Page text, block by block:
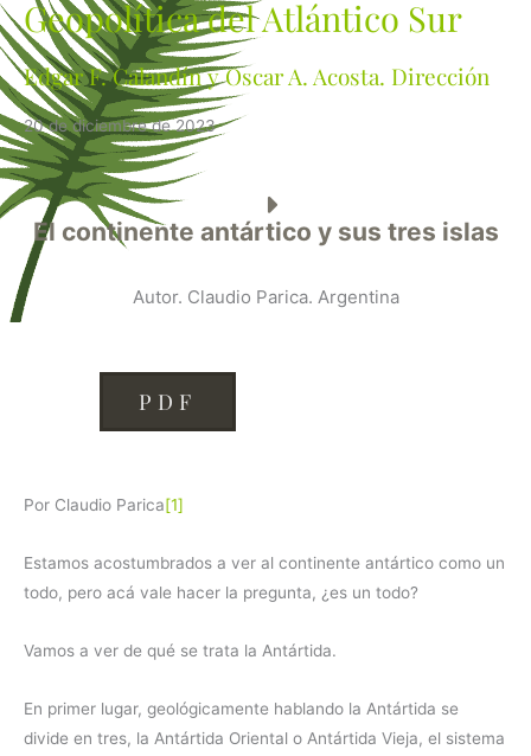
Geopolítica del Atlántico Sur
Edgar F. Calandín y Oscar A. Acosta. Dirección
20 de diciembre de 2023
El continente antártico y sus tres islas
Autor. Claudio Parica. Argentina
PDF
Por Claudio Parica[1]
Estamos acostumbrados a ver al continente antártico como un
todo, pero acá vale hacer la pregunta, ¿es un todo?
Vamos a ver de qué se trata la Antártida.
En primer lugar, geológicamente hablando la Antártida se
divide en tres, la Antártida Oriental o Antártida Vieja, el sistema